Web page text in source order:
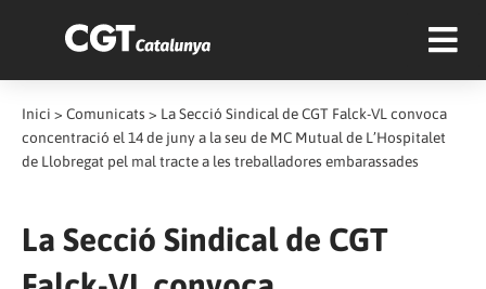
Inici > Comunicats > La Secció Sindical de CGT Falck-VL convoca
concentració el 14 de juny a la seu de MC Mutual de L’Hospitalet
de Llobregat pel mal tracte a les treballadores embarassades
La Secció Sindical de CGT